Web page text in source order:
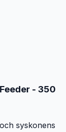
- 350
syskonens